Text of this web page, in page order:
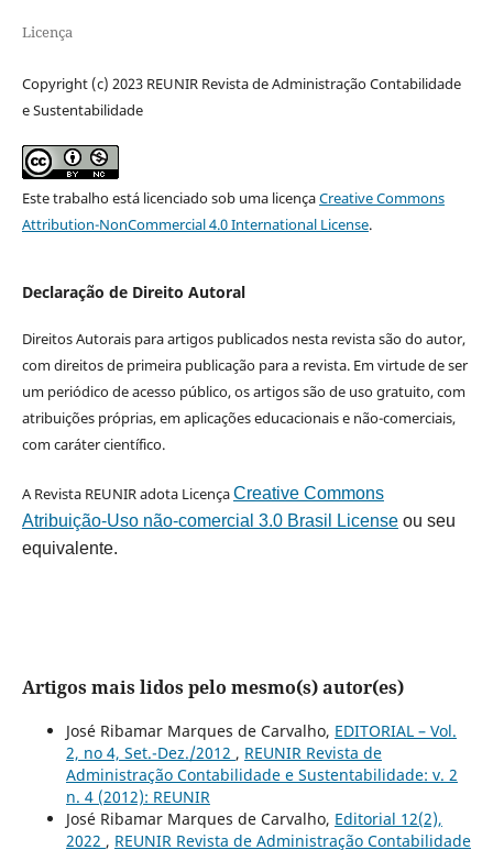
Licença
Copyright (c) 2023 REUNIR Revista de Administração Contabilidade
e Sustentabilidade
Este trabalho está licenciado sob uma licençaCreative Commons
Attribution-NonCommercial 4.0 International License.
Declaração de Direito Autoral
Direitos Autorais para artigos publicados nesta revista são do autor,
com direitos de primeira publicação para a revista. Em virtude de ser
um periódico de acesso público, os artigos são de uso gratuito, com
atribuições próprias, em aplicações educacionais e não-comerciais,
com caráter científico.
A Revista REUNIR adota LicençaCreative Commons
Atribuição-Uso não-comercial 3.0 Brasil Licenseou seu
equivalente.
Artigos mais lidos pelo mesmo(s) autor(es)
José Ribamar Marques de Carvalho, EDITORIAL – Vol.
2, no 4, Set.-Dez./2012 , REUNIR Revista de
Administração Contabilidade e Sustentabilidade: v. 2
n. 4 (2012): REUNIR
José Ribamar Marques de Carvalho, Editorial 12(2),
2022 , REUNIR Revista de Administração Contabilidade